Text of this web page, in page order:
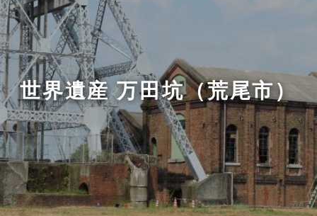
世界遺産 万田坑（荒尾市）